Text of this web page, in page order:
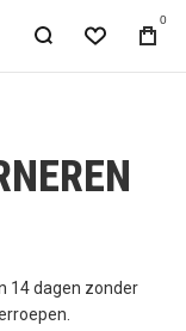
0
14 dagen zonder